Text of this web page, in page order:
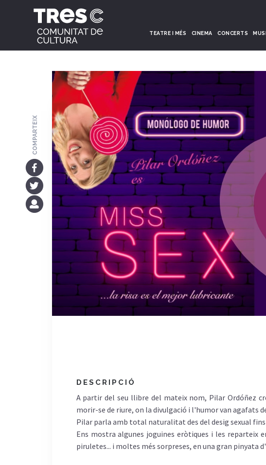
TEATRE I MÉS CINEMA CONCERTS
DESCRIPCIÓ
A partir del seu llibre del mateix nom, Pilar Ordóñez
morir-se de riure, on la divulgació i l'humor van agafats
Pilar parla amb total naturalitat des del desig sexual
Ens mostra algunes joguines eròtiques i les reparteix
piruletes... i moltes més sorpreses, en una gran pinyata
COMPARTEIX